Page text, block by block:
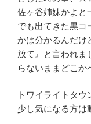
佐ヶ谷姉妹かよと
でも出てきた黒コ
かは分かるんだけ
放て』と言われま
らないままどこか
トワイライトタ
少し気になる方は